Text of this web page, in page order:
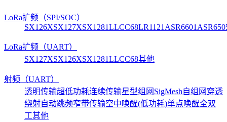
LoRa扩频（SPI/SOC）
SX126XSX127XSX1281LLCC68LR1121 ASR6601
LoRa扩频（UART）
SX127XSX126XSX1281LLCC68其他
射频（UART）
透明传输超低功耗连续传输星型组网 SigMesh自组网 穿透
绕射自动跳频窄带传输空中唤醒(低功耗)单点唤醒全双
工其他